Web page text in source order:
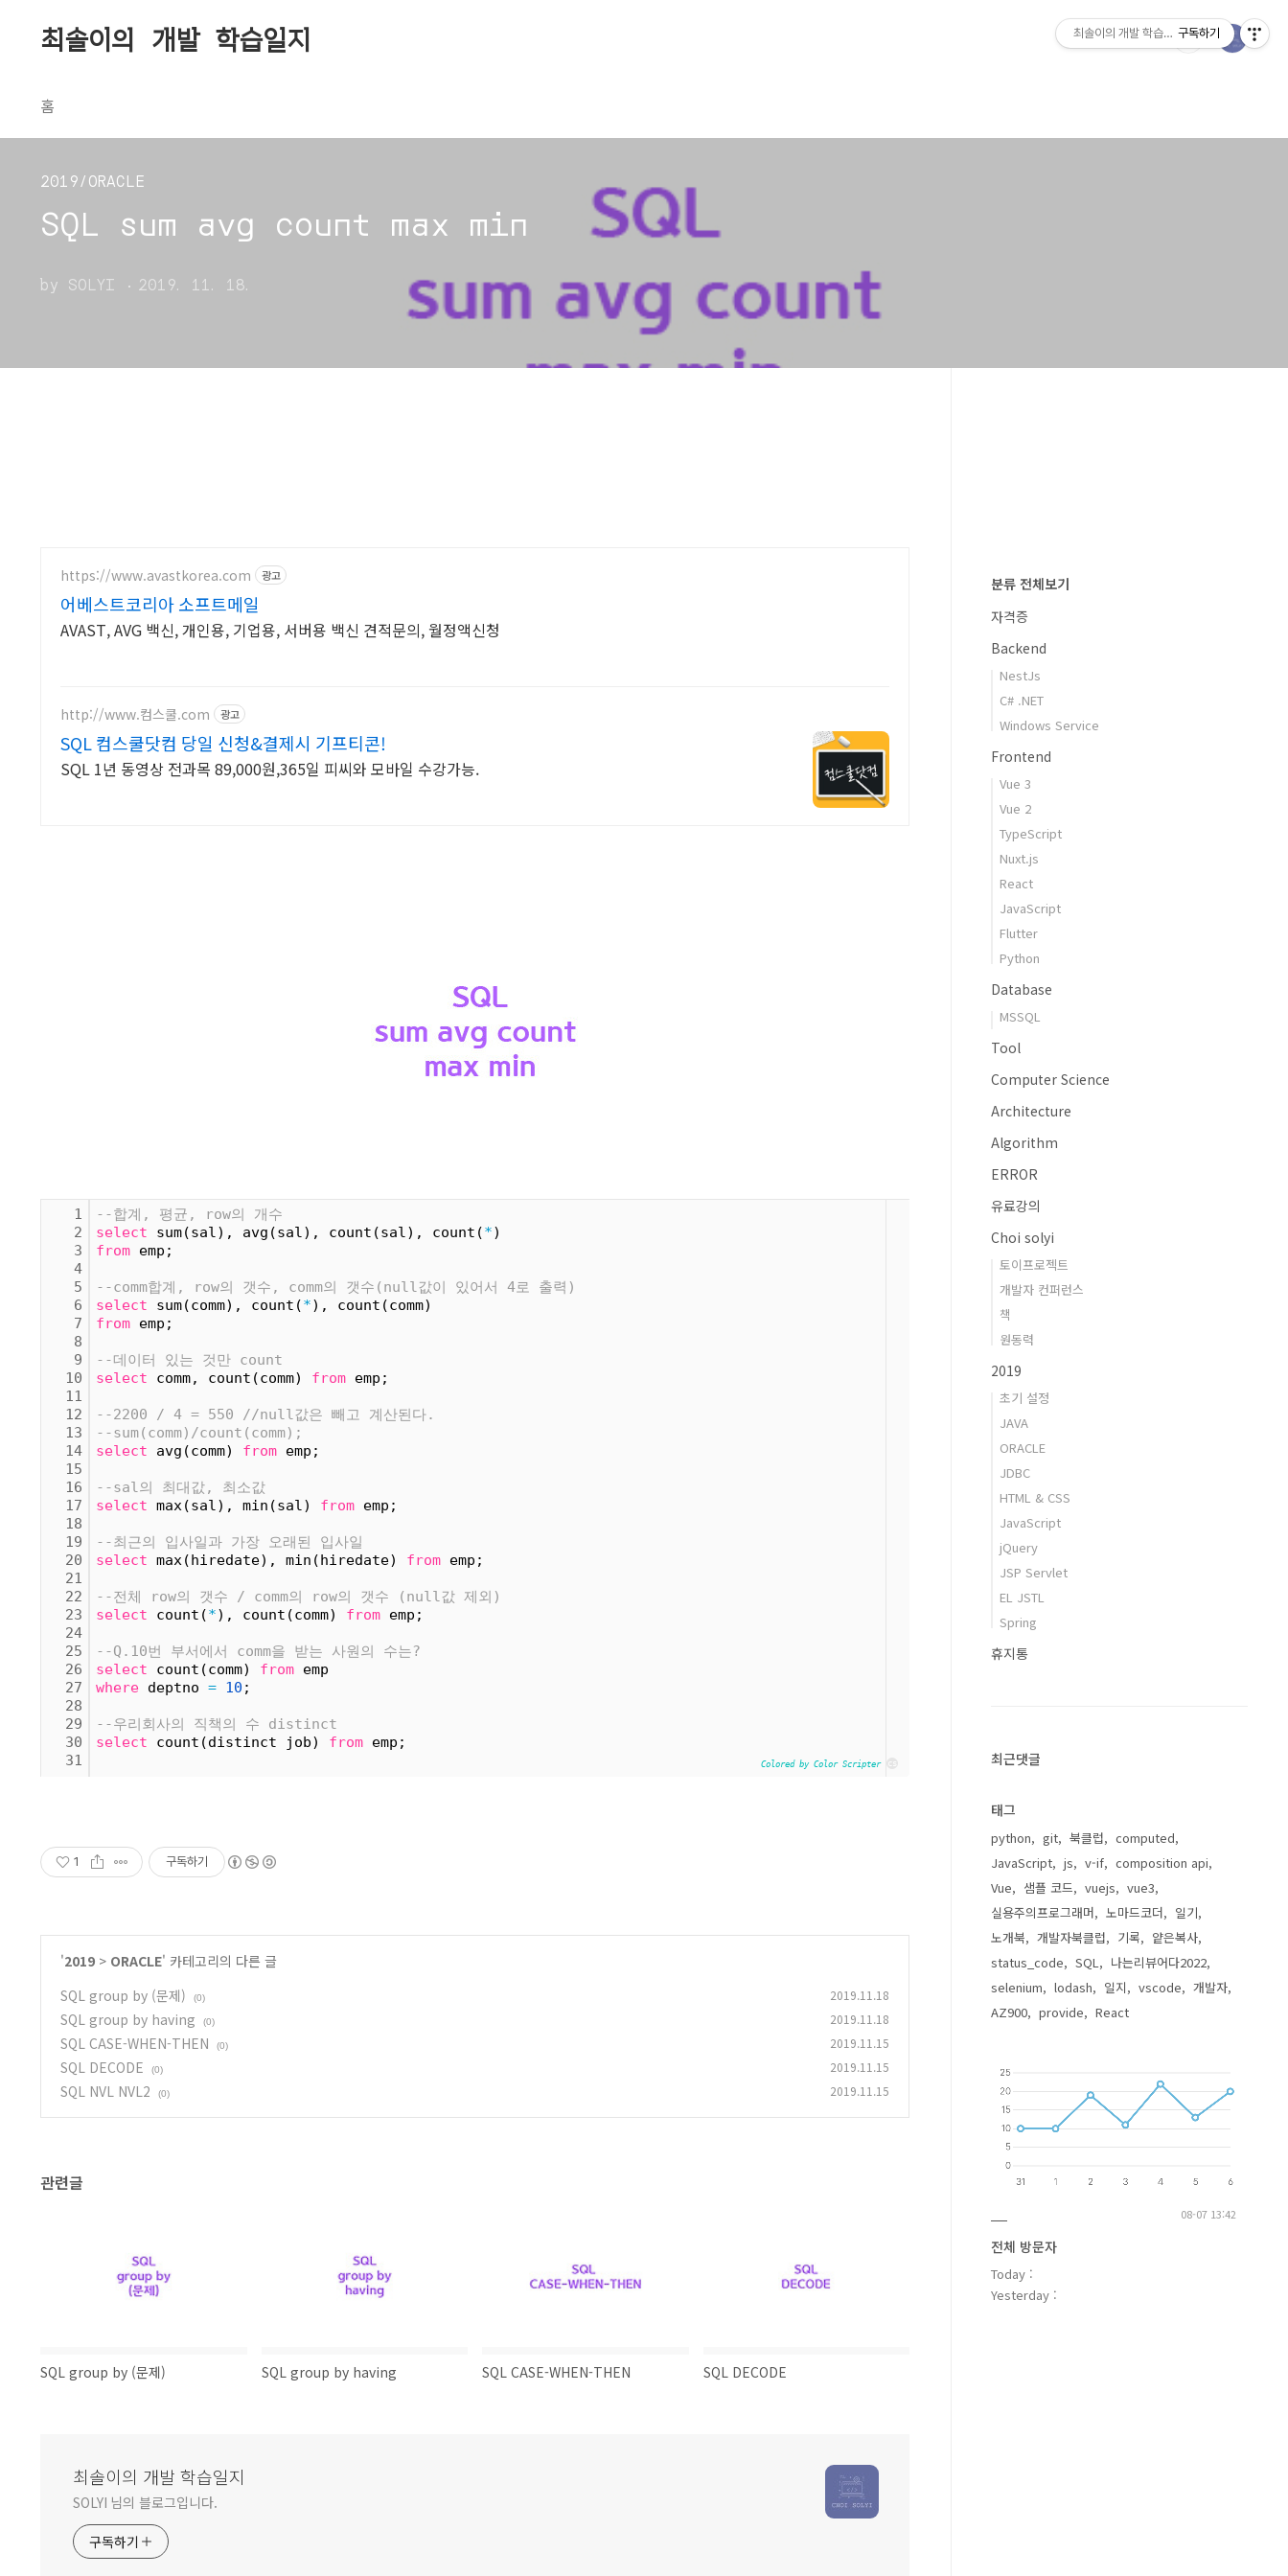
최솔이의 개발 학습일지
홈
2019/ORACLE
SQL sum avg count max min
by SOLYI 2019. 11. 18.
https://www.avastkorea.com 광고
어베스트코리아 소프트메일
AVAST, AVG 백신, 개인용, 기업용, 서버용 백신 견적문의, 월정액신청
http://www.컴스쿨.com 광고
SQL 컴스쿨닷컴 당일 신청&결제시 기프티콘!
SQL 1년 동영상 전과목 89,000원,365일 피씨와 모바일 수강가능.
1
2
3
4
5
6
7
8
9
10
11
12
13
14
15
16
17
18
19
20
21
22
23
24
25
26
27
28
29
30
31
--합계, 평균, row의 개수
select sum(sal), avg(sal), count(sal), count(*)
from emp;
--comm합계, row의 갯수, comm의 갯수(null값이 있어서 4로 출력)
select sum(comm), count(*), count(comm)
from emp;
--데이터 있는 것만 count
select comm, count(comm) from emp;
--2200 / 4 = 550 //null값은 빼고 계산된다.
--sum(comm)/count(comm);
select avg(comm) from emp;
--sal의 최대값, 최소값
select max(sal), min(sal) from emp;
--최근의 입사일과 가장 오래된 입사일
select max(hiredate), min(hiredate) from emp;
--전체 row의 갯수 / comm의 row의 갯수 (null값 제외)
select count(*), count(comm) from emp;
--Q.10번 부서에서 comm을 받는 사원의 수는?
select count(comm) from emp
where deptno = 10 ;
--우리회사의 직책의 수 distinct
select count(distinct job) from emp;
Colored by Color Scripter cs
1 구독하기
'2019 > ORACLE' 카테고리의 다른 글
SQL group by (문제)
(0) 2019.11.18
SQL group by having (0) 2019.11.18
SQL CASE-WHEN-THEN (0) 2019.11.15
SQL DECODE (0) 2019.11.15
SQL NVL NVL2 (0) 2019.11.15
관련글
SQL group by (문제) SQL group by having SQL CASE-WHEN-THEN SQL DECODE
최솔이의 개발 학습일지
SOLYI 님의 블로그입니다.
구독하기
분류 전체보기
자격증
Backend
NestJs
C# .NET
Windows Service
Frontend
Vue 3
Vue 2
TypeScript
Nuxt.js
React
JavaScript
Flutter
Python
Database
MSSQL
Tool
Computer Science
Architecture
Algorithm
ERROR
유료강의
Choi solyi
토이프로젝트
개발자 컨퍼런스
책
원동력
2019
초기 설정
JAVA
ORACLE
JDBC
HTML & CSS
JavaScript
jQuery
JSP Servlet
EL JSTL
Spring
휴지통
최근댓글
태그
python git 북클럽
computed
JavaScript
js v-if
composition api
Vue
샘플 코드 vuejs
vue3
실용주의프로그래머
노마드코더
일기
노개북
개발자북클럽 기록
얕은복사
status_code
SQL
나는리뷰어다2022
selenium
lodash 일지 vscode
개발자
AZ900
provide React
08-07 13:42
전체 방문자
Today :
Yesterday :
최솔이의 개발 학습일지구독하기